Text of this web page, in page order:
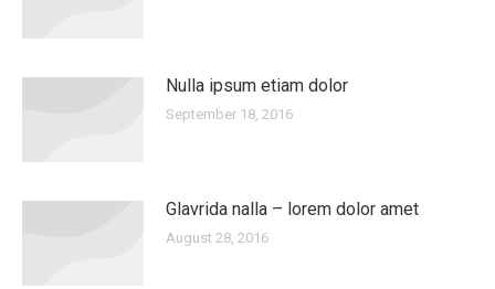
Nulla ipsum etiam dolor
September 18, 2016
Glavrida nalla – lorem dolor amet
August 28, 2016